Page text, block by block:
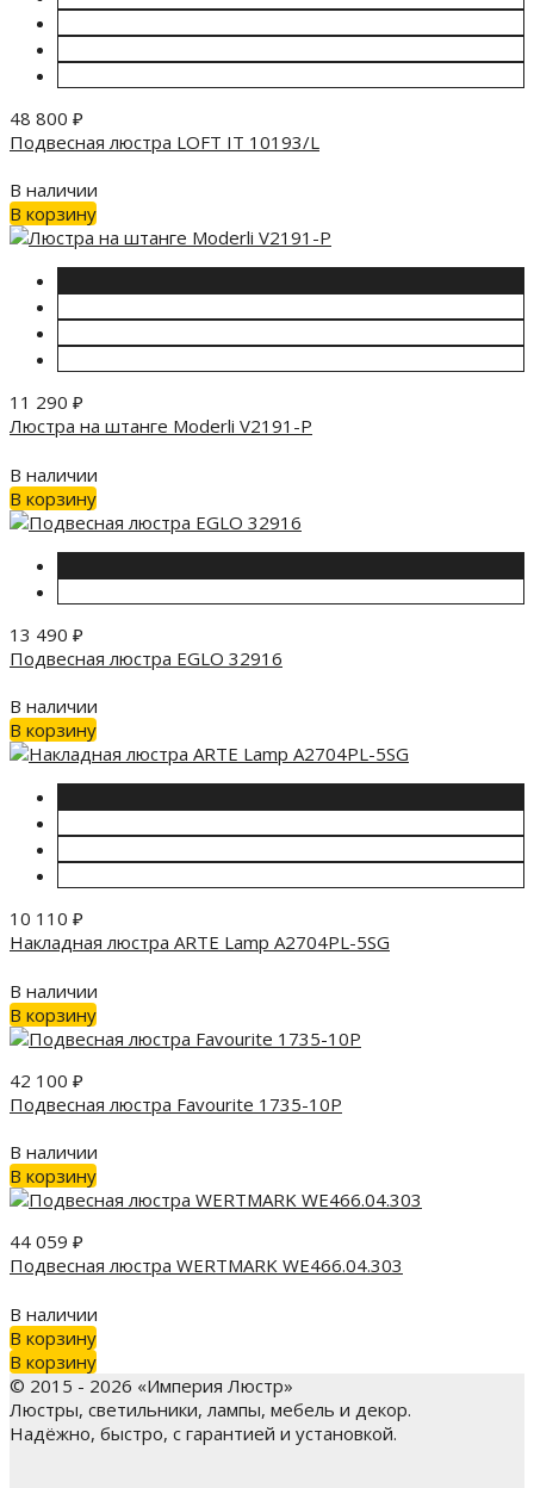
48 800 ₽
Подвесная люстра LOFT IT 10193/L
В наличии
В корзину
11 290 ₽
Люстра на штанге Moderli V2191-P
В наличии
В корзину
13 490 ₽
Подвесная люстра EGLO 32916
В наличии
В корзину
10 110 ₽
Накладная люстра ARTE Lamp A2704PL-5SG
В наличии
В корзину
42 100 ₽
Подвесная люстра Favourite 1735-10P
В наличии
В корзину
44 059 ₽
Подвесная люстра WERTMARK WE466.04.303
В наличии
В корзину
В корзину
© 2015 - 2026 «Империя Люстр»
Люстры, светильники, лампы, мебель и декор.
Надёжно, быстро, с гарантией и установкой.